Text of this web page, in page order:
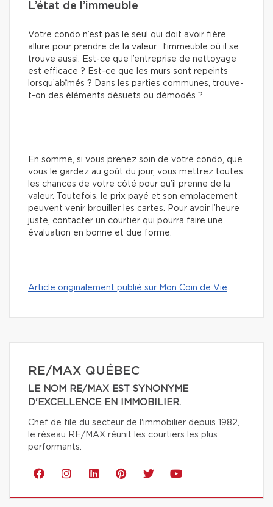
L’état de l’immeuble
Votre condo n’est pas le seul qui doit avoir fière
allure pour prendre de la valeur : l’immeuble où il se
trouve aussi. Est-ce que l’entreprise de nettoyage
est efficace ? Est-ce que les murs sont repeints
lorsqu’abîmés ? Dans les parties communes, trouve-
t-on des éléments désuets ou démodés ?
En somme, si vous prenez soin de votre condo, que
vous le gardez au goût du jour, vous mettrez toutes
les chances de votre côté pour qu’il prenne de la
valeur. Toutefois, le prix payé et son emplacement
peuvent venir brouiller les cartes. Pour avoir l’heure
juste, contacter un courtier qui pourra faire une
évaluation en bonne et due forme.
Article originalement publié sur Mon Coin de Vie
RE/MAX QUÉBEC
LE NOM RE/MAX EST SYNONYME
D'EXCELLENCE EN IMMOBILIER.
Chef de file du secteur de l'immobilier depuis 1982,
le réseau RE/MAX réunit les courtiers les plus
performants.